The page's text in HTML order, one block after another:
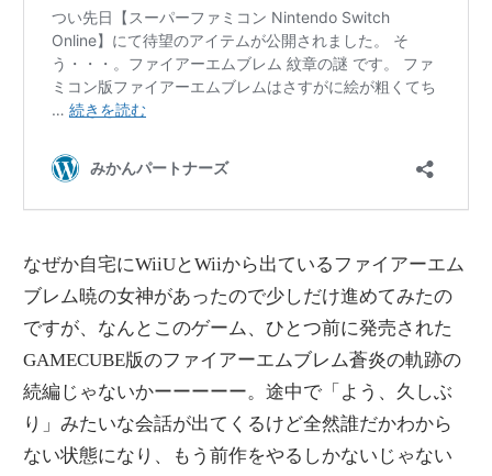
なぜか自宅にWiiUとWiiから出ているファイアーエム
ブレム暁の女神があったので少しだけ進めてみたの
ですが、なんとこのゲーム、ひとつ前に発売された
GAMECUBE版のファイアーエムブレム蒼炎の軌跡の
続編じゃないかーーーーー。途中で「よう、久しぶ
り」みたいな会話が出てくるけど全然誰だかわから
ない状態になり、もう前作をやるしかないじゃない